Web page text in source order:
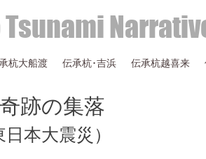
Tsunami
杭大船渡 伝承杭･吉浜 伝承杭越喜来
跡の集落
日本大震災）